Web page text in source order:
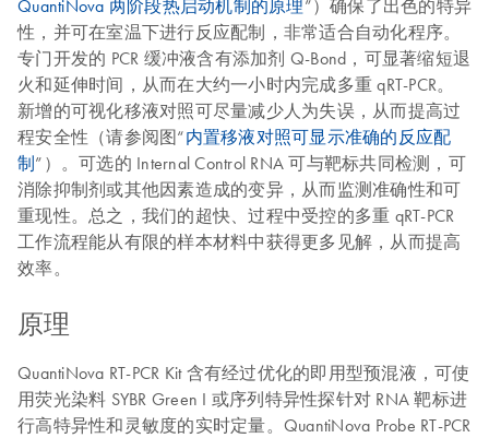
QuantiNova 两阶段热启动机制的原理”）确保了出色的特异
性，并可在室温下进行反应配制，非常适合自动化程序。
专门开发的 PCR 缓冲液含有添加剂 Q-Bond，可显著缩短退
火和延伸时间，从而在大约一小时内完成多重 qRT-PCR。
新增的可视化移液对照可尽量减少人为失误，从而提高过
程安全性（请参阅图“内置移液对照可显示准确的反应配
制”）。可选的 Internal Control RNA 可与靶标共同检测，可
消除抑制剂或其他因素造成的变异，从而监测准确性和可
重现性。总之，我们的超快、过程中受控的多重 qRT-PCR
工作流程能从有限的样本材料中获得更多见解，从而提高
效率。
原理
QuantiNova RT-PCR Kit 含有经过优化的即用型预混液，可使
用荧光染料 SYBR Green I 或序列特异性探针对 RNA 靶标进
行高特异性和灵敏度的实时定量。QuantiNova Probe RT‑PCR